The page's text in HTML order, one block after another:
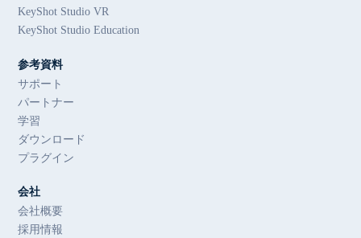
KeyShot Studio VR
KeyShot Studio Education
参考資料
サポート
パートナー
学習
ダウンロード
プラグイン
会社
会社概要
採用情報